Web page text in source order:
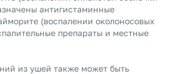
антигистаминные
(воспалении околоносовых
препараты и местные
из ушей также может быть